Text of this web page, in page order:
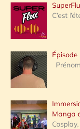
e
r
c
h
e
:
C’est
Épisode
Manga